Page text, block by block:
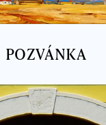
POZVÁNKA